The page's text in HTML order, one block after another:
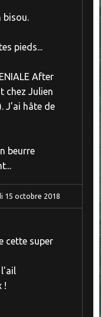
bisou.
pieds...
After
chez Julien
J'ai hâte de
beurre
15 octobre 2018
cette super
l'ail
!